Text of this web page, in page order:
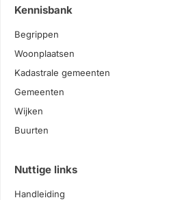
Kennisbank
Begrippen
Woonplaatsen
Kadastrale gemeenten
Gemeenten
Wijken
Buurten
Nuttige links
Handleiding